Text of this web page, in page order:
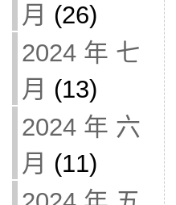
月 (26)
2024 年 七
月 (13)
2024 年 六
月 (11)